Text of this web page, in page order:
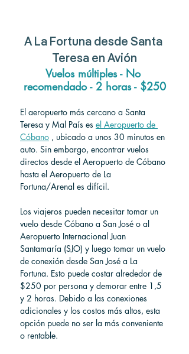
A La Fortuna desde Santa
Teresa en Avión
Vuelos múltiples - No
recomendado - 2 horas - $250
El aeropuerto más cercano a Santa
Teresa y Mal País es el Aeropuerto de
Cóbano , ubicado a unos 30 minutos en
auto. Sin embargo, encontrar vuelos
directos desde el Aeropuerto de Cóbano
hasta el Aeropuerto de La
Fortuna/Arenal es difícil.
Los viajeros pueden necesitar tomar un
vuelo desde Cóbano a San José o al
Aeropuerto Internacional Juan
Santamaría (SJO) y luego tomar un vuelo
de conexión desde San José a La
Fortuna. Esto puede costar alrededor de
$250 por persona y demorar entre 1,5
y 2 horas. Debido a las conexiones
adicionales y los costos más altos, esta
opción puede no ser la más conveniente
o rentable.